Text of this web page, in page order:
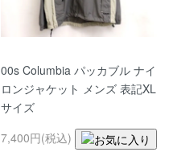
00s Columbia パッカブル ナイ
ロンジャケット メンズ 表記XL
サイズ
7,400円(税込)